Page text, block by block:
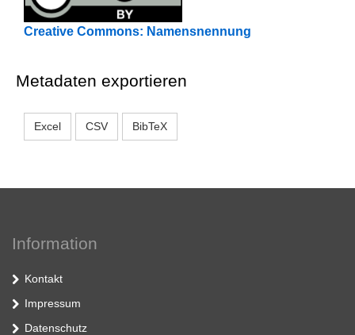
Creative Commons: Namensnennung
Metadaten exportieren
Excel CSV BibTeX
Information
Kontakt
Impressum
Datenschutz